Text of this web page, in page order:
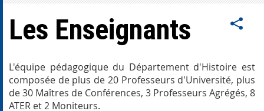
Les Enseignants
L'équipe pédagogique du Département d'Histoire est
composée de plus de 20 Professeurs d'Université, plus
de 30 Maîtres de Conférences, 3 Professeurs Agrégés, 8
ATER et 2 Moniteurs.